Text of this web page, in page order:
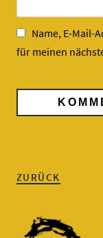
Name, E-Mail-
für meinen
ZURÜCK